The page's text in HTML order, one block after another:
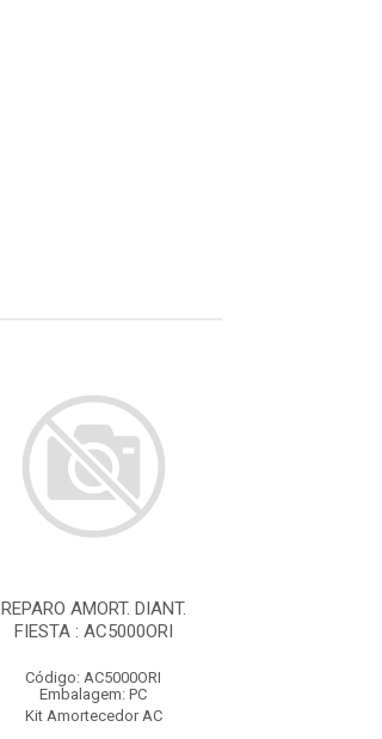
REPARO AMORT. DIANT.
FIESTA : AC5000ORI
Código: AC5000ORI
Embalagem: PC
Kit Amortecedor AC